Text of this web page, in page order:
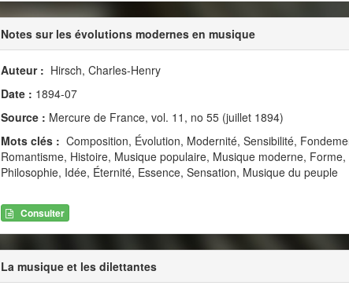
Notes sur les évolutions modernes en musique
Auteur : Hirsch, Charles-Henry
Date : 1894-07
Source : Mercure de France, vol. 11, no 55 (juillet 1894)
Mots clés : Composition, Évolution, Modernité, Sensibilité,
Romantisme, Histoire, Musique populaire, Musique moderne,
Philosophie, Idée, Éternité, Essence, Sensation, Musique du peuple
Consulter
La musique et les dilettantes